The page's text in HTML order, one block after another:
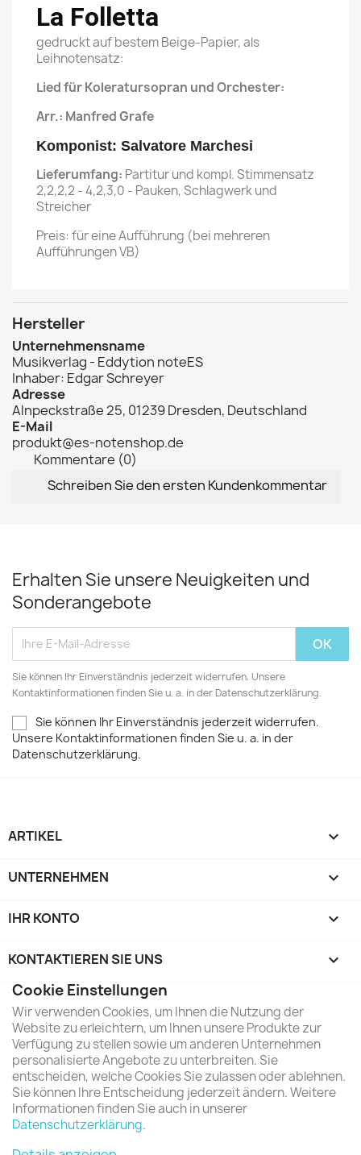
La Folletta
gedruckt auf bestem Beige-Papier, als
Leihnotensatz:
Lied für Koleratursopran und Orchester:
Arr.: Manfred Grafe
Komponist: Salvatore Marchesi
Lieferumfang: Partitur und kompl. Stimmensatz
2,2,2,2 - 4,2,3,0 - Pauken, Schlagwerk und
Streicher
Preis: für eine Aufführung (bei mehreren
Aufführungen VB)
Hersteller
Unternehmensname
Musikverlag - Eddytion noteES
Inhaber: Edgar Schreyer
Adresse
Alnpeckstraße 25, 01239 Dresden, Deutschland
E-Mail
produkt@es-notenshop.de
Kommentare (0)
Schreiben Sie den ersten Kundenkommentar
Erhalten Sie unsere Neuigkeiten und
Sonderangebote
Sie können Ihr Einverständnis jederzeit widerrufen. Unsere
Kontaktinformationen finden Sie u. a. in der Datenschutzerklärung.
Sie können Ihr Einverständnis jederzeit widerrufen.
Unsere Kontaktinformationen finden Sie u. a. in der
Datenschutzerklärung.
ARTIKEL 
UNTERNEHMEN 
IHR KONTO 
KONTAKTIEREN SIE UNS keyboard_arrow_down
Cookie Einstellungen
Wir verwenden Cookies, um Ihnen die Nutzung der
Website zu erleichtern, um Ihnen unsere Produkte zur
Verfügung zu stellen sowie um anderen Unternehmen
personalisierte Angebote zu unterbreiten. Sie
entscheiden, welche Cookies Sie zulassen oder ablehnen.
Sie können Ihre Entscheidung jederzeit ändern. Weitere
Informationen finden Sie auch in unserer
Datenschutzerklärung.